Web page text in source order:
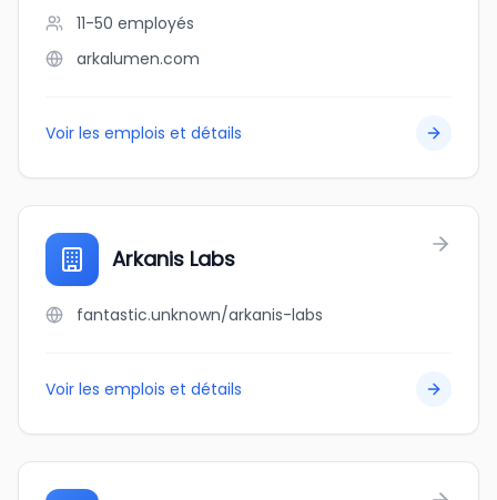
11-50 employés
arkalumen.com
Voir les emplois et détails
Arkanis Labs
fantastic.unknown/arkanis-labs
Voir les emplois et détails